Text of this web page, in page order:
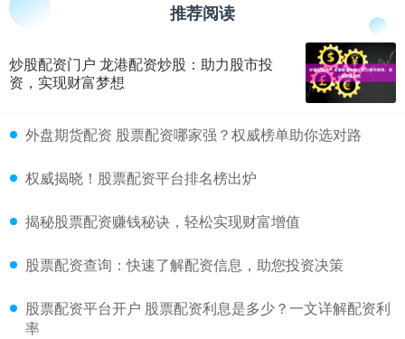
推荐阅读
炒股配资门户 龙港配资炒股：助力股市投
资，实现财富梦想
​外盘期货配资 股票配资哪家强？权威榜单助你选对路
​权威揭晓！股票配资平台排名榜出炉
​揭秘股票配资赚钱秘诀，轻松实现财富增值
​股票配资查询：快速了解配资信息，助您投资决策
​股票配资平台开户 股票配资利息是多少？一文详解配资利
率